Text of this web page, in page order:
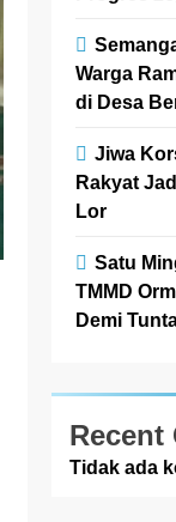
Warga
di Desa
Jiwa
Rakyat
Lor
Satu
TMMD
Demi
Recent
Tidak ada